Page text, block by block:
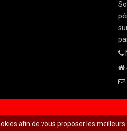
afin de vous proposer les meilleurs